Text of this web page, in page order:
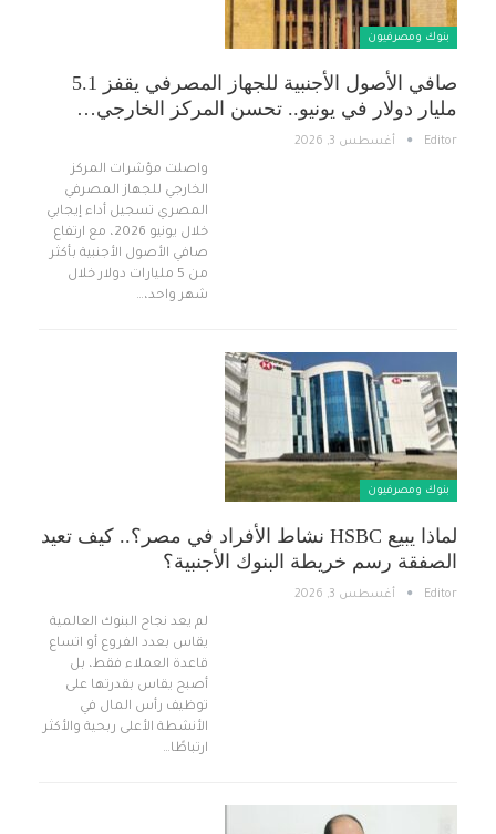
بنوك ومصرفيون
صافي الأصول الأجنبية للجهاز المصرفي يقفز 5.1
مليار دولار في يونيو.. تحسن المركز الخارجي…
Editor أغسطس 3, 2026
واصلت مؤشرات المركز
الخارجي للجهاز المصرفي
المصري تسجيل أداء إيجابي
خلال يونيو 2026، مع ارتفاع
صافي الأصول الأجنبية بأكثر
من 5 مليارات دولار خلال
شهر واحد،…
بنوك ومصرفيون
لماذا يبيع HSBC نشاط الأفراد في مصر؟.. كيف تعيد
الصفقة رسم خريطة البنوك الأجنبية؟
Editor أغسطس 3, 2026
لم يعد نجاح البنوك العالمية
يقاس بعدد الفروع أو اتساع
قاعدة العملاء فقط، بل
أصبح يقاس بقدرتها على
توظيف رأس المال في
الأنشطة الأعلى ربحية والأكثر
ارتباطًا…